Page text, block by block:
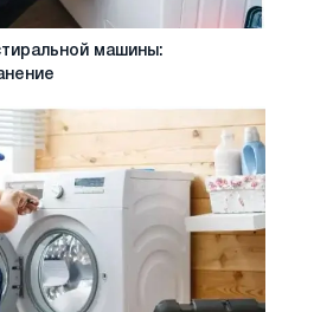
машины: